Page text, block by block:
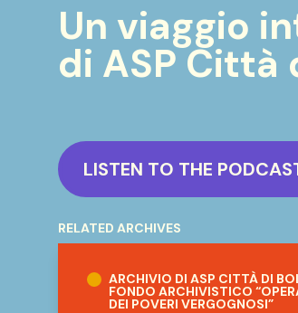
Un viaggio
di ASP Città
LISTEN TO THE
RELATED ARCHIVES
ARCHIVIO DI ASP CITTÀ DI
FONDO ARCHIVISTICO
DEI POVERI VERGOGNOSI”
Archivio di ASP Città di